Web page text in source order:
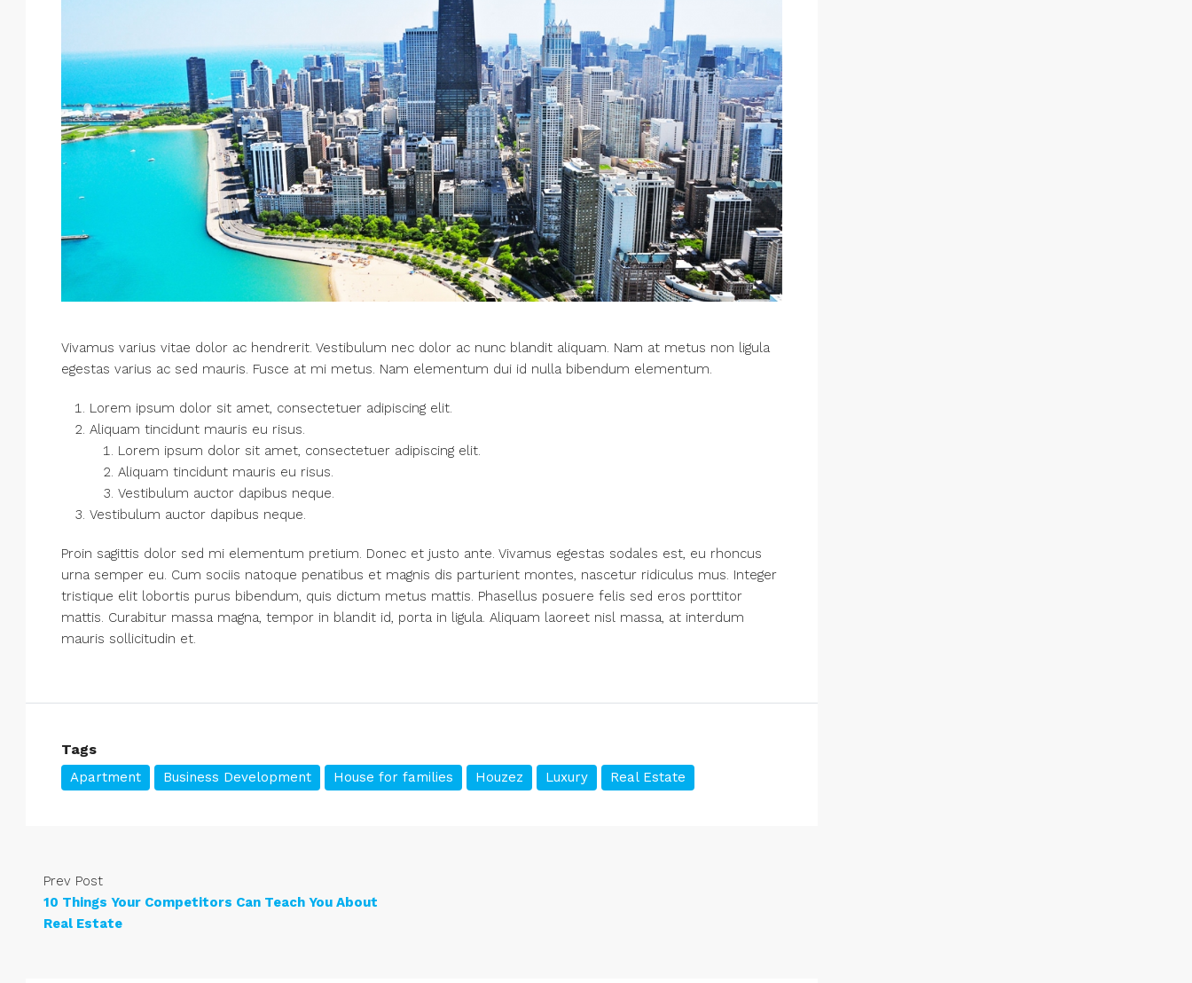
Vivamus varius vitae dolor ac hendrerit. Vestibulum nec dolor ac nunc blandit aliquam. Nam at metus non ligula
egestas varius ac sed mauris. Fusce at mi metus. Nam elementum dui id nulla bibendum elementum.
Lorem ipsum dolor sit amet, consectetuer adipiscing elit.
Aliquam tincidunt mauris eu risus.
Lorem ipsum dolor sit amet, consectetuer adipiscing elit.
Aliquam tincidunt mauris eu risus.
Vestibulum auctor dapibus neque.
Vestibulum auctor dapibus neque.
Proin sagittis dolor sed mi elementum pretium. Donec et justo ante. Vivamus egestas sodales est, eu rhoncus
urna semper eu. Cum sociis natoque penatibus et magnis dis parturient montes, nascetur ridiculus mus. Integer
tristique elit lobortis purus bibendum, quis dictum metus mattis. Phasellus posuere felis sed eros porttitor
mattis. Curabitur massa magna, tempor in blandit id, porta in ligula. Aliquam laoreet nisl massa, at interdum
mauris sollicitudin et.
Tags
Apartment Business Development House for families Houzez Luxury Real Estate
Prev Post
10 Things Your Competitors Can Teach You About
Real Estate